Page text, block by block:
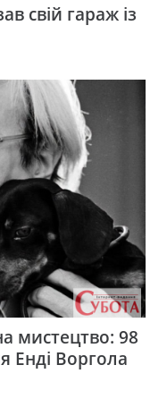
свій гараж із
мистецтво: 98
Енді Воргола